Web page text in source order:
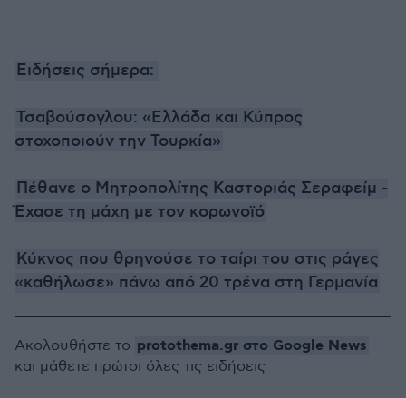
Ειδήσεις σήμερα:
Τσαβούσογλου: «Ελλάδα και Κύπρος
στοχοποιούν την Τουρκία»
Πέθανε ο Μητροπολίτης Καστοριάς Σεραφείμ -
Έχασε τη μάχη με τον κορωνοϊό
Κύκνος που θρηνούσε το ταίρι του στις ράγες
«καθήλωσε» πάνω από 20 τρένα στη Γερμανία
Ακολουθήστε το protothema.gr στο Google News
και μάθετε πρώτοι όλες τις ειδήσεις